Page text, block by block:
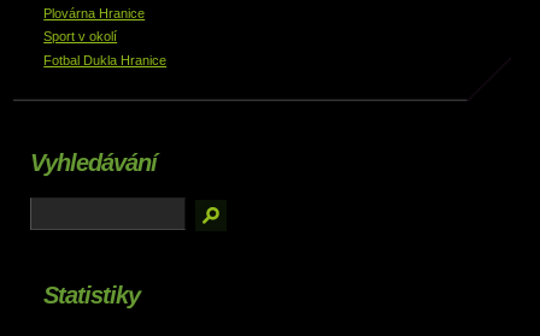
Plovárna Hranice
Sport v okolí
Fotbal Dukla Hranice
Vyhledávání
Statistiky